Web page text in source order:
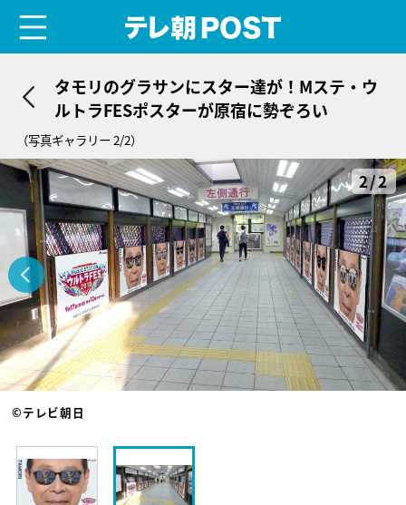
タモリのグラサンにスター達が！Mステ・ウ
ルトラFESポスターが原宿に勢ぞろい
（写真ギャラリー 2/2）
2/2
©テレビ朝日